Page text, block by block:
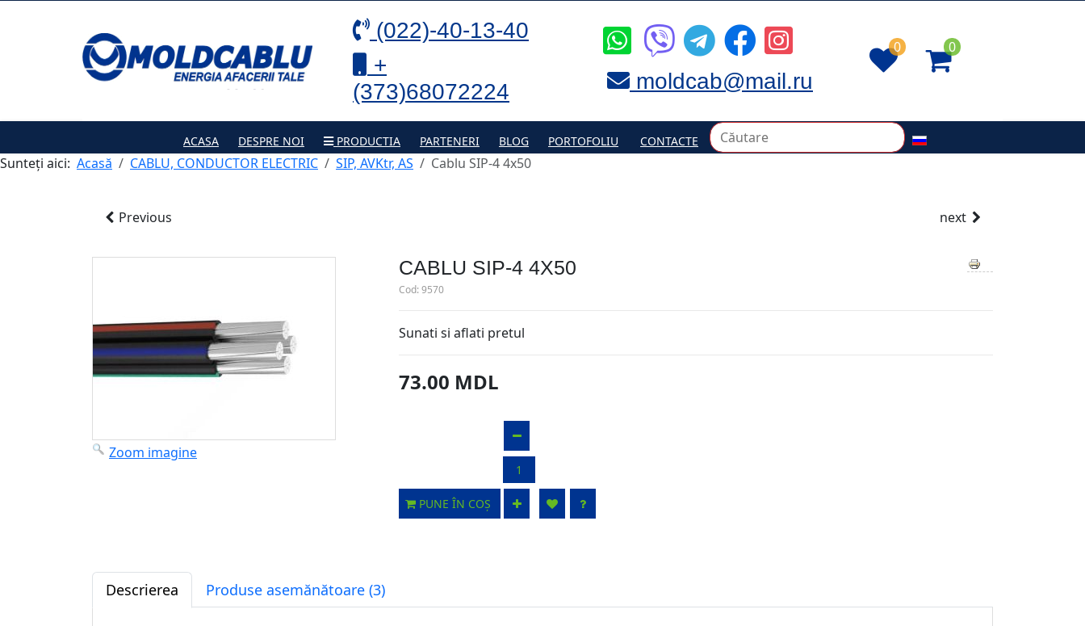
(022)-40-13-40
+
(373)68072224
moldcab@mail.ru
0 0
ACASA DESPRE NOI PRODUCTIA PARTENERI BLOG PORTOFOLIU CONTACTE
Sunteți aici: Acasă CABLU, CONDUCTOR ELECTRIC SIP, AVKtr, AS Cablu SIP-4 4x50
Previous next
Zoom imagine
CABLU SIP-4 4X50
Cod:9570
Sunati si aflati pretul
73.00 MDL
PUNE ÎN COȘ
Descrierea Produse asemănătoare (3)